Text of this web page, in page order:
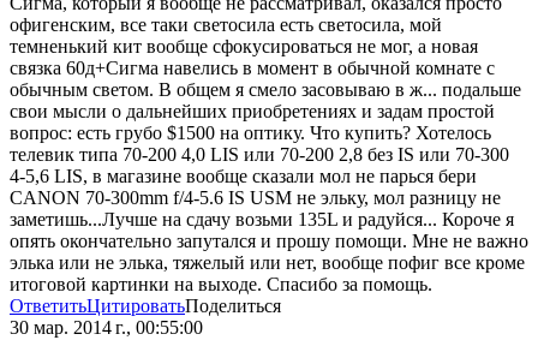
офигенским, все таки светосила есть светосила, мой
темненький кит вообще сфокусироваться не мог, а новая
связка 60д+Сигма навелись в момент в обычной комнате с
обычным светом. В общем я смело засовываю в ж... подальше
свои мысли о дальнейших приобретениях и задам простой
вопрос: есть грубо $1500 на оптику. Что купить? Хотелось
телевик типа 70-200 4,0 LIS или 70-200 2,8 без IS или 70-300
4-5,6 LIS, в магазине вообще сказали мол не парься бери
CANON 70-300mm f/4-5.6 IS USM не эльку, мол разницу не
заметишь...Лучше на сдачу возьми 135L и радуйся... Короче я
опять окончательно запутался и прошу помощи. Мне не важно
элька или не элька, тяжелый или нет, вообще пофиг все кроме
итоговой картинки на выходе. Спасибо за помощь.
ОтветитьЦитироватьПоделиться
30 мар. 2014 г., 00:55:00